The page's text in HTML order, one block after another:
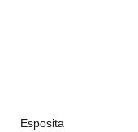
Esposita